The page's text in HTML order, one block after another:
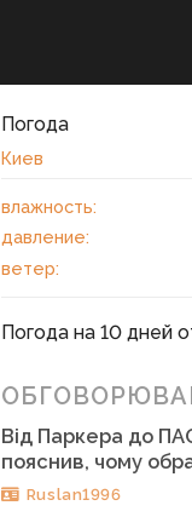
Погода
Киев
влажность:
давление:
ветер:
Погода на 10 дней
Від Паркера до
пояснив, чому
Ruslan1996